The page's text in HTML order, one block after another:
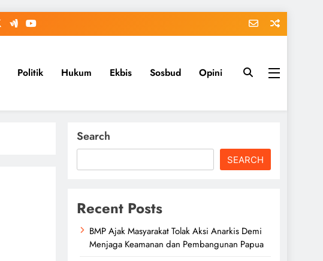
Politik Hukum Ekbis Sosbud Opini
Search
SEARCH
Recent Posts
BMP Ajak Masyarakat Tolak Aksi Anarkis Demi
Menjaga Keamanan dan Pembangunan Papua